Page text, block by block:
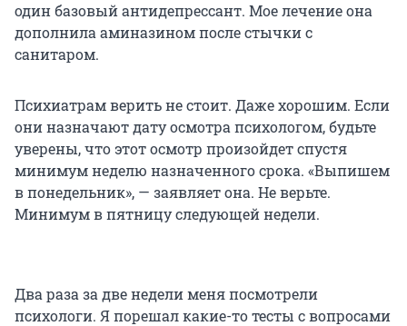
один базовый антидепрессант. Мое лечение она
дополнила аминазином после стычки с
санитаром.
Психиатрам верить не стоит. Даже хорошим. Если
они назначают дату осмотра психологом, будьте
уверены, что этот осмотр произойдет спустя
минимум неделю назначенного срока. «Выпишем
в понедельник», — заявляет она. Не верьте.
Минимум в пятницу следующей недели.
Два раза за две недели меня посмотрели
психологи. Я порешал какие-то тесты с вопросами